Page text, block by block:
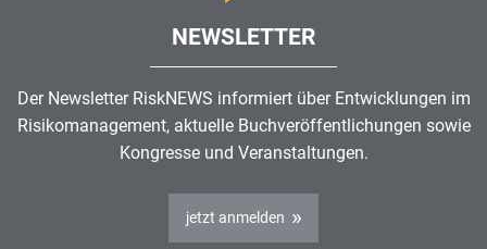
NEWSLETTER
Der Newsletter RiskNEWS informiert über Entwicklungen im
Risikomanagement, aktuelle Buchveröffentlichungen sowie
Kongresse und Veranstaltungen.
jetzt anmelden